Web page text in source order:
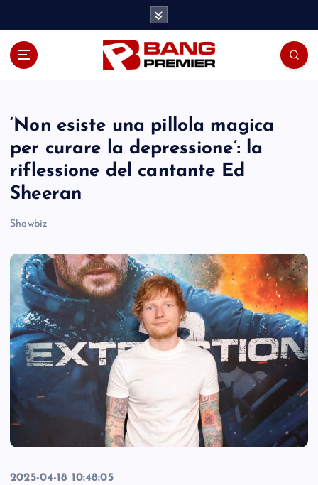
‘Non esiste una pillola magica
per curare la depressione’: la
riflessione del cantante Ed
Sheeran
Showbiz
2025-04-18 10:48:05